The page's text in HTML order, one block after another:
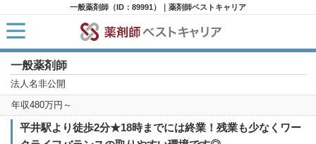
一般薬剤師（ID：89991）｜薬剤師ベストキャリア
一般薬剤師
法人名非公開
年収480万円～
平井駅より徒歩2分★18時までには終業！残業も少なくワー
HOME
求人検索
新着求人
求人ランキング
キャリアアドバイザー紹介
コラム